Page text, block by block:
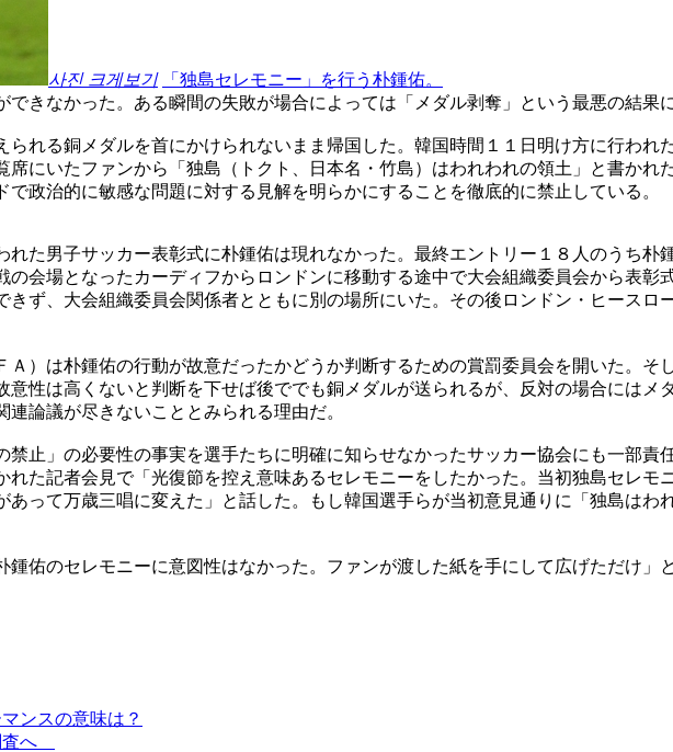
사진 크게보기
「独島セレモニー」を行う朴鍾佑。
きなかった。ある瞬間の失敗が場合によっては「メダル剥奪」という最悪の結果
れる銅メダルを首にかけられないまま帰国した。韓国時間１１日明け方に行われ
にいたファンから「独島（トクト、日本名・竹島）はわれわれの領土」と書かれ
政治的に敏感な問題に対する見解を明らかにすることを徹底的に禁止している。
た男子サッカー表彰式に朴鍾佑は現れなかった。最終エントリー１８人のうち朴
会場となったカーディフからロンドンに移動する途中で大会組織委員会から表彰
ず、大会組織委員会関係者とともに別の場所にいた。その後ロンドン・ヒースロ
）は朴鍾佑の行動が故意だったかどうか判断するための賞罰委員会を開いた。そ
性は高くないと判断を下せば後ででも銅メダルが送られるが、反対の場合にはメ
論議が尽きないこととみられる理由だ。
止」の必要性の事実を選手たちに明確に知らせなかったサッカー協会にも一部責
た記者会見で「光復節を控え意味あるセレモニーをしたかった。当初独島セレモ
って万歳三唱に変えた」と話した。もし韓国選手らが当初意見通りに「独島はわ
佑のセレモニーに意図性はなかった。ファンが渡した紙を手にして広げただけ」
ンスの意味は？
査へ